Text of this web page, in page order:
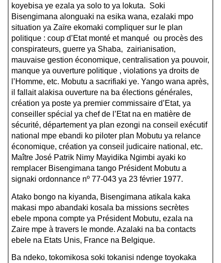
koyebisa ye ezala ya solo to ya lokuta. Soki
Bisengimana alonguaki na esika wana, ezalaki mpo
situation ya Zaïre ekomaki compliquer sur le plan
politique : coup d’Etat monté et manqué ou procès des
conspirateurs, guerre ya Shaba, zairianisation,
mauvaise gestion économique, centralisation ya pouvoir,
manque ya ouverture politique , violations ya droits de
l’Homme, etc. Mobutu a sacrifiaki ye. Yango wana après,
il fallait alakisa ouverture na ba élections générales,
création ya poste ya premier commissaire d’Etat, ya
conseiller spécial ya chef de l’Etat na en matière de
sécurité, département ya plan ezongi na conseil exécutif
national mpe ebandi ko piloter plan Mobutu ya relance
économique, création ya conseil judicaire national, etc.
Maître José Patrik Nimy Mayidika Ngimbi ayaki ko
remplacer Bisengimana tango Président Mobutu a
signaki ordonnance nº 77-043 ya 23 février 1977.
Atako bongo na kiyanda, Bisengimana atikala kaka
makasi mpo abandaki kosala ba missions secrètes
ebele mpona compte ya Président Mobutu, ezala na
Zaire mpe à travers le monde. Azalaki na ba contacts
ebele na Etats Unis, France na Belgique.
Ba ndeko, tokomikosa soki tokanisi ndenge toyokaka